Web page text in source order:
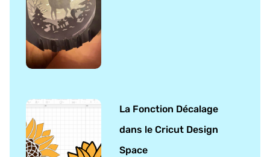
La Fonction Décalage
dans le Cricut Design
Space